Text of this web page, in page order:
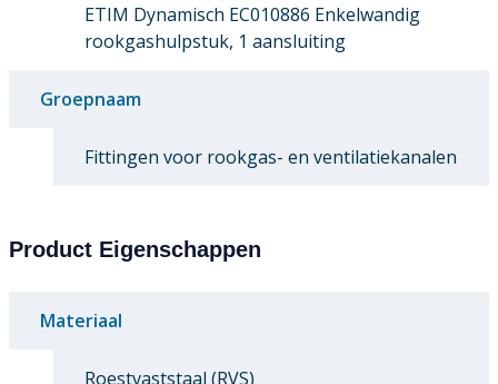
ETIM Dynamisch EC010886 Enkelwandig
rookgashulpstuk, 1 aansluiting
Groepnaam
Fittingen voor rookgas- en ventilatiekanalen
Product Eigenschappen
Materiaal
Roestvaststaal (RVS)